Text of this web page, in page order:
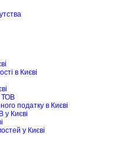
в Києві
ТОВ
податку в Києві
у Києві
у Києві